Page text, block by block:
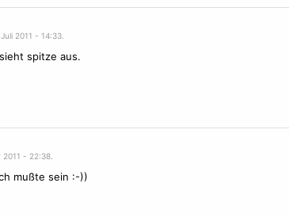
2011 - 14:33.
spitze aus.
- 22:38.
mußte sein :-))